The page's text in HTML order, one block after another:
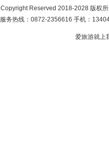
Copyright Reserved 2018-2028 版权
服务热线：0872-2356616 手机：
爱旅游就上